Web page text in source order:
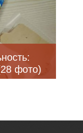
фото)